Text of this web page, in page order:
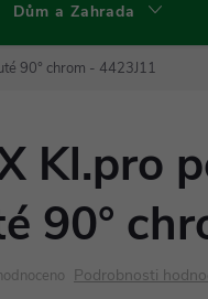
Dům a Zahrada
90° chrom - 4423J11
Kl.pro
90°
Podrobnosti